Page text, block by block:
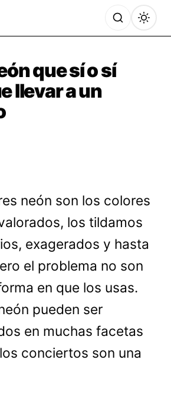
que sí o sí
llevar a un
neón son los colores
los tildamos
exagerados y hasta
el problema no son
en que los usas.
pueden ser
en muchas facetas
conciertos son una